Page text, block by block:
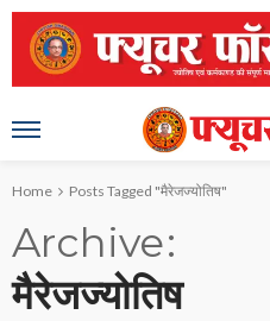
Home Posts Tagged "मैरेजज्योतिष"
Archive
मैरेजज्योतिष